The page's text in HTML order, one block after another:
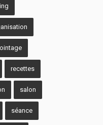
recettes
salon
séance